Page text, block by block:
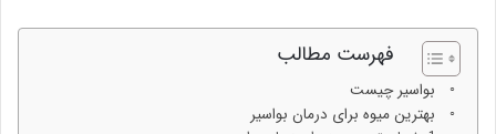
فهرست مطالب
بواسیر چیست
بهترین میوه برای درمان بواسیر